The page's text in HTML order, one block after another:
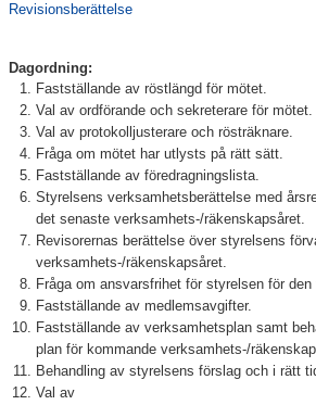
Revisionsberättelse
Dagordning:
Fastställande av röstlängd för mötet.
Val av ordförande och sekreterare för mötet.
Val av protokolljusterare och rösträknare.
Fråga om mötet har utlysts på rätt sätt.
Fastställande av föredragningslista.
Styrelsens verksamhetsberättelse med
det senaste verksamhets-/räkenskapsåret.
Revisorernas berättelse över styrelsens
verksamhets-/räkenskapsåret.
Fråga om ansvarsfrihet för styrelsen för
Fastställande av medlemsavgifter.
Fastställande av verksamhetsplan samt
plan för kommande verksamhets-/
Behandling av styrelsens förslag och i rätt
Val av